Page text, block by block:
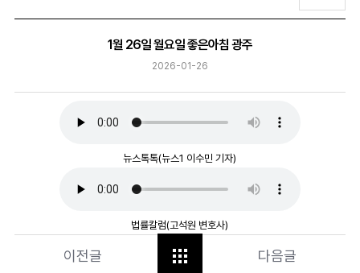
1월 26일 월요일 좋은아침 광주
2026-01-26
뉴스톡톡(뉴스1 이수민 기자)
법률칼럼(고석원 변호사)
이전글 다음글